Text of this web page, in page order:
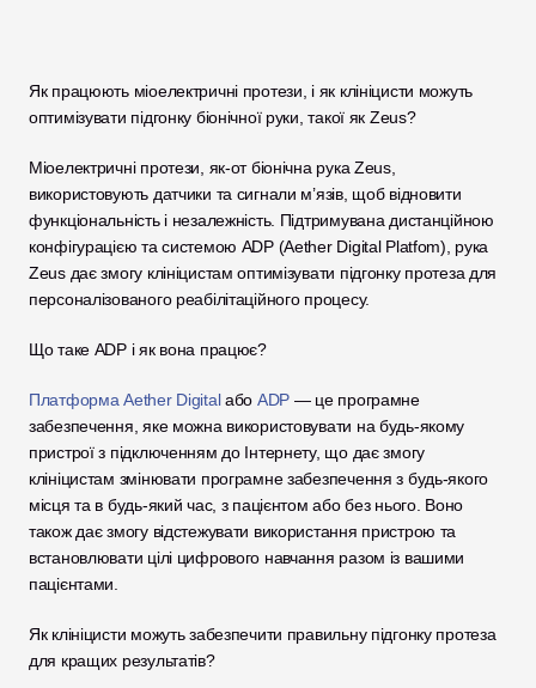
Як працюють міоелектричні протези, і як клініцисти можуть
оптимізувати підгонку біонічної руки, такої як Zeus?
Міоелектричні протези, як-от біонічна рука Zeus,
використовують датчики та сигнали м’язів, щоб відновити
функціональність і незалежність. Підтримувана дистанційною
конфігурацією та системою ADP (Aether Digital Platfom), рука
Zeus дає змогу клініцистам оптимізувати підгонку протеза для
персоналізованого реабілітаційного процесу.
Що таке ADP і як вона працює?
Платформа Aether Digital або ADP — це програмне
забезпечення, яке можна використовувати на будь-якому
пристрої з підключенням до Інтернету, що дає змогу
клініцистам змінювати програмне забезпечення з будь-якого
місця та в будь-який час, з пацієнтом або без нього. Воно
також дає змогу відстежувати використання пристрою та
встановлювати цілі цифрового навчання разом із вашими
пацієнтами.
Як клініцисти можуть забезпечити правильну підгонку протеза
для кращих результатів?